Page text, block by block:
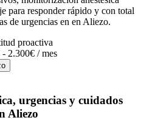
para responder rápido y con total
de urgencias en en Aliezo.
proactiva
- 2.300€ / mes
urgencias y cuidados
Aliezo